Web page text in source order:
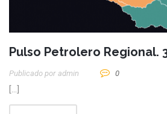
Pulso Petrolero Regional.
Publicado por Admin 0
[…]